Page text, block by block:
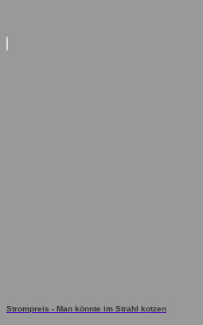
Strompreis - Man könnte im Strahl kotzen